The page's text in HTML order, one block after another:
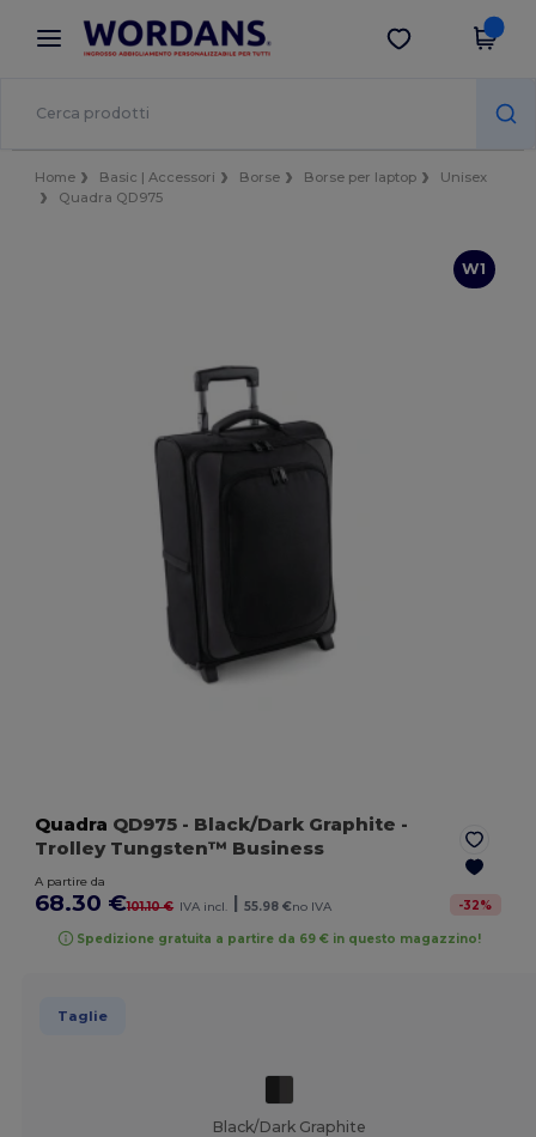
× App Wordans
Prezzi migliori sull'app!
Scarica app
Home Basic | Accessori Borse Borse per laptop
Unisex
Quadra QD975
W1
Quadra QD975 - Black/Dark Graphite -
Trolley Tungsten™ Business
A partire da
68.30 €101.10 € IVA incl. | 55.98 €no IVA -32%
Spedizione gratuita a partire da 69 € in questo magazzino!
Taglie
Black/Dark Graphite